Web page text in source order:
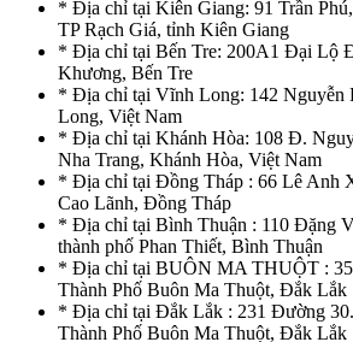
* Địa chỉ tại Kiên Giang: 91 Trần
TP Rạch Giá, tỉnh Kiên Giang
* Địa chỉ tại Bến Tre: 200A1 Đại Lộ
Khương, Bến Tre
* Địa chỉ tại Vĩnh Long: 142 Nguyễn
Long, Việt Nam
* Địa chỉ tại Khánh Hòa: 108 Đ.
Nha Trang, Khánh Hòa, Việt Nam
* Địa chỉ tại Đồng Tháp : 66 Lê Anh
Cao Lãnh, Đồng Tháp
* Địa chỉ tại Bình Thuận : 110 Đặng
thành phố Phan Thiết, Bình Thuận
* Địa chỉ tại BUÔN MA THUỘT :
Thành Phố Buôn Ma Thuột, Đắk Lắk
* Địa chỉ tại Đắk Lắk : 231 Đường
Thành Phố Buôn Ma Thuột, Đắk Lắk